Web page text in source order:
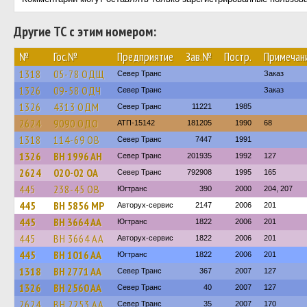
Другие ТС с этим номером:
№ Гос.№ Предприятие Зав.№ Постр.
1318 05-78 ОДЩ Север Транс Заказ
1326 09-58 ОДЧ Север Транс Заказ
1326 4313 ОДМ Север Транс 11221 1985
2624 9090 ОДО АТП-15142 181205 1990 68
1318 114-69 ОВ Север Транс 7447 1991
1326 BH 1996 AH Север Транс 201935 1992 127
2624 020-02 ОА Север Транс 792908 1995 165
445 238-45 ОВ Югтранс 390 2000 204, 207
445 BH 5856 MP Авторух-сервис 2147 2006 201
445 BH 3664 AA Югтранс 1822 2006 201
445 BH 3664 AA Авторух-сервис 1822 2006 201
445 BH 1016 AA Югтранс 1822 2006 201
1318 BH 2771 AA Север Транс 367 2007 127
1326 BH 2560 AA Север Транс 40 2007 127
2624 BH 2253 AA Север Транс 35 2007 170